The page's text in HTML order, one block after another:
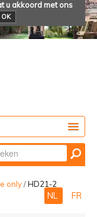
u akkoord met ons
OK
only/HD21-2
NL FR